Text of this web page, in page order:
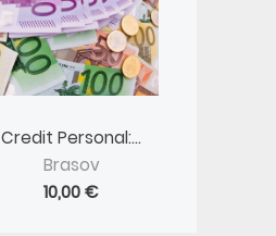
Credit Personal:...
Brasov
10,00 €